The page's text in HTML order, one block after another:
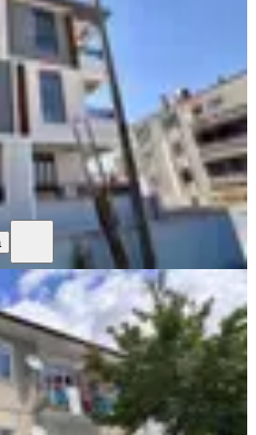
Karabekir Mahallesi
2. Kat·23.07.2026
İnönü Mah. Kiralık
Selim Mahallesi
Yüksek giriş ·23.07.2026